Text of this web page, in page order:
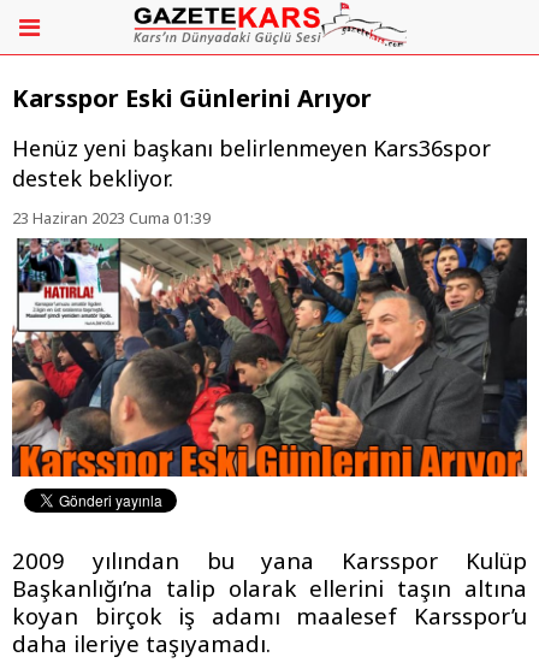
Karsspor Eski Günlerini Arıyor
Henüz yeni başkanı belirlenmeyen Kars36spor
destek bekliyor.
23 Haziran 2023 Cuma 01:39
2009 yılından bu yana Karsspor Kulüp
Başkanlığı’na talip olarak ellerini taşın altına
koyan birçok iş adamı maalesef Karsspor’u
daha ileriye taşıyamadı.